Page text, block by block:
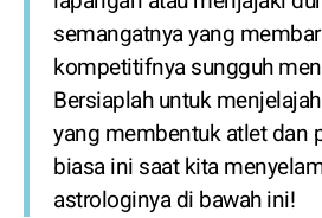
semangatnya yang
kompetitifnya sungguh
Bersiaplah untuk
yang membentuk atlet dan
biasa ini saat kita
astrologinya di bawah ini!